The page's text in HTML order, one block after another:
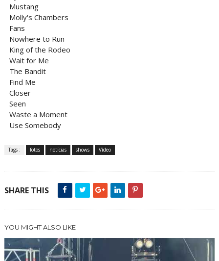
Mustang
Molly's Chambers
Fans
Nowhere to Run
King of the Rodeo
Wait for Me
The Bandit
Find Me
Closer
Seen
Waste a Moment
Use Somebody
Tags : fotos notícias shows Vídeo
SHARE THIS
YOU MIGHT ALSO LIKE